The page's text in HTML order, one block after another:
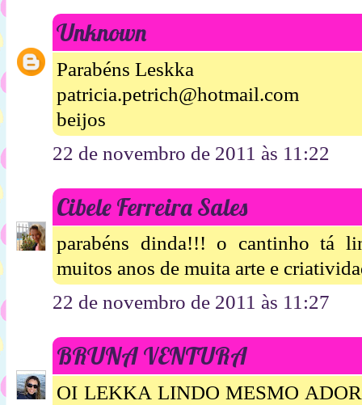
Unknown
Parabéns Leskka
patricia.petrich@hotmail.com
beijos
22 de novembro de 2011 às 11:22
Cibele Ferreira Sales
parabéns dinda!!! o cantinho tá
muitos anos de muita arte e
22 de novembro de 2011 às 11:27
BRUNA VENTURA
OI LEKKA LINDO MESMO